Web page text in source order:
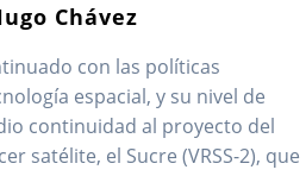
Chávez
con las políticas
espacial, y su nivel de
continuidad al proyecto del
satélite, el Sucre (VRSS-2), que